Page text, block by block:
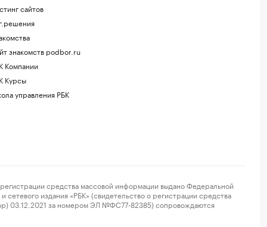
сайтов
знакомств podbor.ru
Компании
Курсы
управления РБК
средства массовой информации выдано Федеральной
издания «РБК» (свидетельство о регистрации средства
03.12.2021 за номером ЭЛ №ФС77-82385) сопровождаются